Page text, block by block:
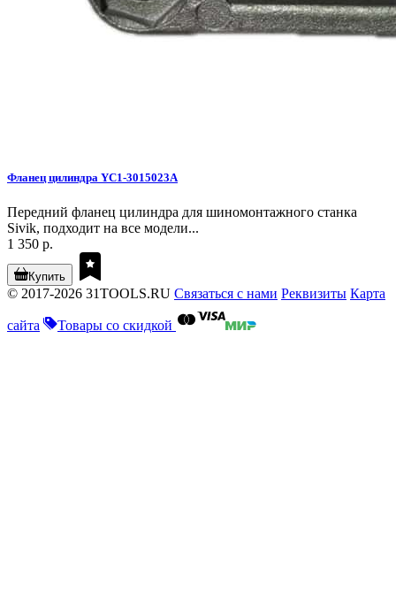
Фланец цилиндра YC1-3015023A
Передний фланец цилиндра для шиномонтажного станка
Sivik, подходит на все модели...
1 350 р.
Купить
© 2017-2026 31TOOLS.RU Связаться с нами Реквизиты Карта
сайта Товары со скидкой